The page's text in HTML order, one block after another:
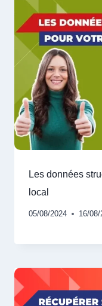
Les données
local
05/08/2024 16/08/